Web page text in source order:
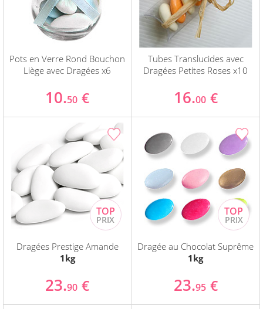
Pots en Verre Rond Bouchon
Liège avec Dragées x6
10.50 €
Tubes Translucides avec
Dragées Petites Roses x10
16.00 €
Dragées Prestige Amande
1kg
23.90 €
Dragée au Chocolat Suprême
1kg
23.95 €